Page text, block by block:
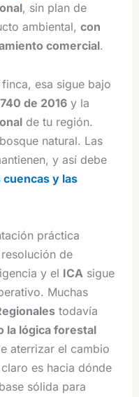
, sin plan de
ambiental, con
comercial.
esa sigue bajo
de 2016 y la
de tu región.
natural. Las
y así debe
y las
práctica
de
y el ICA sigue
Muchas
todavía
la lógica forestal
aterrizar el cambio
es hacia dónde
sólida para